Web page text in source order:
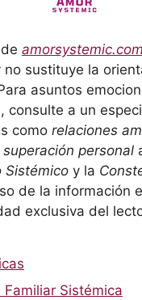
amorsystemic.com
no sustituye la
asuntos
consulte a un
como relaciones
superación personal
Sistémico y la
de la información
exclusiva del
Familiar Sistémica